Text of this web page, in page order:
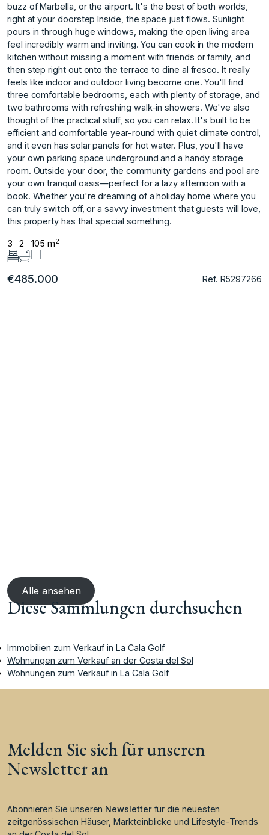
buzz of Marbella, or the airport. It's the best of both worlds,
right at your doorstep Inside, the space just flows. Sunlight
pours in through huge windows, making the open living area
feel incredibly warm and inviting. You can cook in the modern
kitchen without missing a moment with friends or family, and
then step right out onto the terrace to dine al fresco. It really
feels like indoor and outdoor living become one. You'll find
three comfortable bedrooms, each with plenty of storage, and
two bathrooms with refreshing walk-in showers. We've also
thought of the practical stuff, so you can relax. It's built to be
efficient and comfortable year-round with quiet climate control,
and it even has solar panels for hot water. Plus, you'll have
your own parking space underground and a handy storage
room. Outside your door, the community gardens and pool are
your own tranquil oasis—perfect for a lazy afternoon with a
book. Whether you're dreaming of a holiday home where you
can truly switch off, or a savvy investment that guests will love,
this property has that special something.
3 2 105 m2
€485.000 Ref. R5297266
Alle ansehen
Diese Sammlungen durchsuchen
Immobilien zum Verkauf in La Cala Golf
Wohnungen zum Verkauf an der Costa del Sol
Wohnungen zum Verkauf in La Cala Golf
Melden Sie sich für unseren
Newsletter an
Abonnieren Sie unseren Newsletterfür die neuesten
zeitgenössischen Häuser, Markteinblicke und Lifestyle-Trends